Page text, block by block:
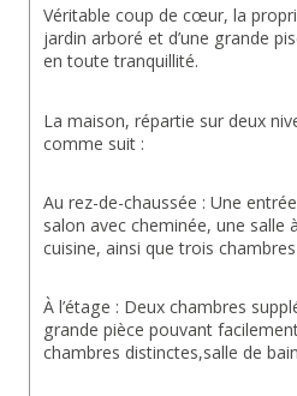
Véritable coup de cœur, la
jardin arboré et d’une grande
en toute tranquillité.
La maison, répartie sur deux
comme suit :
Au rez-de-chaussée : Une
salon avec cheminée, une salle
cuisine, ainsi que trois
À l’étage : Deux chambres
grande pièce pouvant
chambres distinctes,salle de